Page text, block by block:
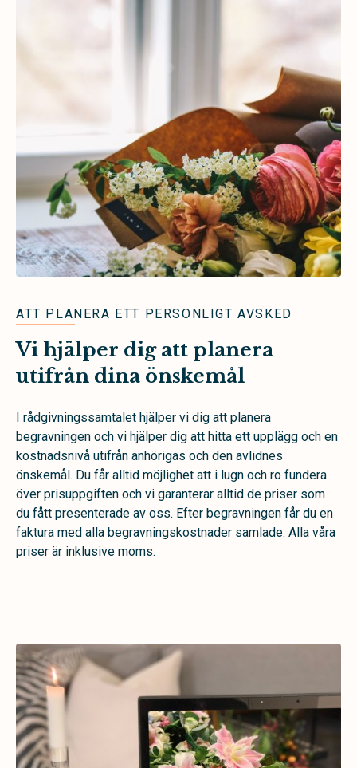
ATT PLANERA ETT PERSONLIGT AVSKED
Vi hjälper dig att planera
utifrån dina önskemål
I rådgivningssamtalet hjälper vi dig att planera
begravningen och vi hjälper dig att hitta ett upplägg och en
kostnadsnivå utifrån anhörigas och den avlidnes
önskemål. Du får alltid möjlighet att i lugn och ro fundera
över prisuppgiften och vi garanterar alltid de priser som
du fått presenterade av oss. Efter begravningen får du en
faktura med alla begravningskostnader samlade. Alla våra
priser är inklusive moms.